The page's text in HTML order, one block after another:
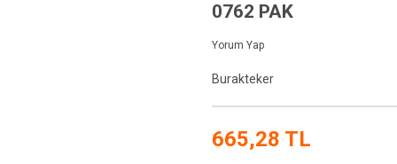
0762 PAK
Yorum Yap
Burakteker
665,28 TL